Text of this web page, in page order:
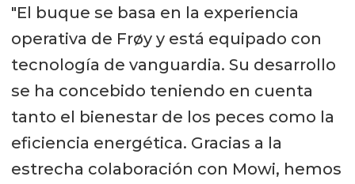
"El buque se basa en la experiencia
operativa de Frøy y está equipado con
tecnología de vanguardia. Su desarrollo
se ha concebido teniendo en cuenta
tanto el bienestar de los peces como la
eficiencia energética. Gracias a la
estrecha colaboración con Mowi, hemos